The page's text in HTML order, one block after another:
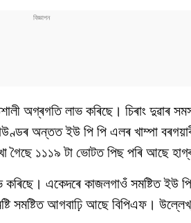
অগ্ৰগতি লাভ কৰিছে। চিৰাং দুৱাৰ
অন্তত ইউ পি পি এলৰ খাম্পা
গৈছে ১১১৯ টা ভোটত পিছ পৰি আছে
কৰিছে। একেদৰে কাজলগাওঁ সমষ্টিত ইউ
সমষ্টিত আগবাঢ়ি আছে বিপিএফ।